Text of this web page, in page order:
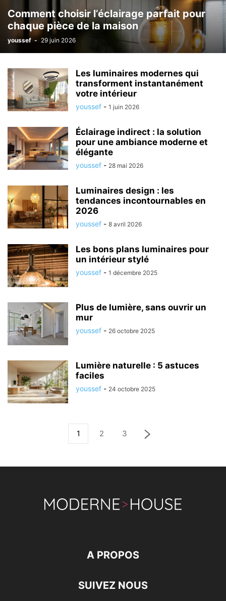
Comment choisir l’éclairage parfait pour
chaque pièce de la maison
youssef - 29 juin 2026
Les luminaires modernes qui
transforment instantanément
votre intérieur
youssef - 1 juin 2026
Éclairage indirect : la solution
pour une ambiance moderne et
élégante
youssef - 28 mai 2026
Luminaires design : les
tendances incontournables en
2026
youssef - 8 avril 2026
Les bons plans luminaires pour
un intérieur stylé
youssef - 1 décembre 2025
Plus de lumière, sans ouvrir un
mur
youssef - 26 octobre 2025
Lumière naturelle : 5 astuces
faciles
youssef - 24 octobre 2025
1 2 3
A PROPOS
SUIVEZ NOUS